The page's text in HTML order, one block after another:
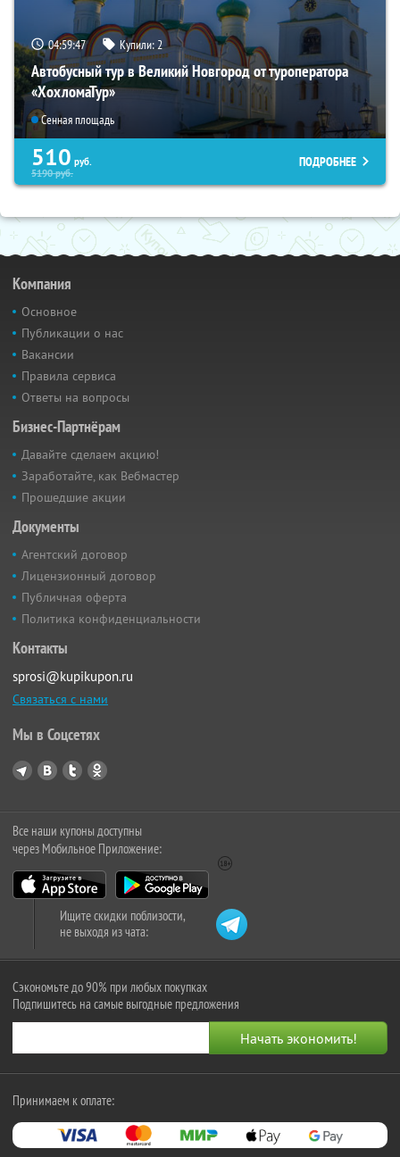
04:59:46 Купили:2
Автобусный тур в Великий Новгород от туроператора
«ХохломаТур»
Сенная площадь
510 руб.
5190руб.
ПОДРОБНЕЕ
Компания
Основное
Публикации о нас
Вакансии
Правила сервиса
Ответы на вопросы
Бизнес-Партнёрам
Давайте сделаем акцию!
Заработайте, как Вебмастер
Прошедшие акции
Документы
Агентский договор
Лицензионный договор
Публичная оферта
Политика конфиденциальности
Контакты
sprosi@kupikupon.ru
Связаться с нами
Мы в Соцсетях
Все наши купоны доступны
через Мобильное Приложение:
Ищите скидки поблизости,
не выходя из чата:
Сэкономьте до 90% при любых покупках
Подпишитесь на самые выгодные предложения
Принимаем к оплате: